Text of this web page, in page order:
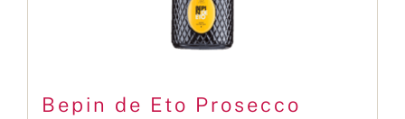
Bepin de Eto Prosecco